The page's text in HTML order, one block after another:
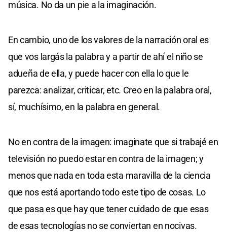
música. No da un pie a la imaginación.
En cambio, uno de los valores de la narración oral es
que vos largás la palabra y a partir de ahí el niño se
adueña de ella, y puede hacer con ella lo que le
parezca: analizar, criticar, etc. Creo en la palabra oral,
sí, muchísimo, en la palabra en general.
No en contra de la imagen: imaginate que si trabajé en
televisión no puedo estar en contra de la imagen; y
menos que nada en toda esta maravilla de la ciencia
que nos está aportando todo este tipo de cosas. Lo
que pasa es que hay que tener cuidado de que esas
de esas tecnologías no se conviertan en nocivas.